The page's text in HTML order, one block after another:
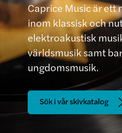
Caprice Music är ett
inom klassisk och
elektroakustisk
världsmusik samt
ungdomsmusik.
Sök i vår skivkatalog